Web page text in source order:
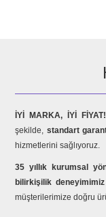
İYİ MARKA, İYİ FİYAT!
şekilde, standart
hizmetlerini sağlıyoruz.
35 yıllık kurumsal
bilirkişilik deneyimimiz
müşterilerimize doğru